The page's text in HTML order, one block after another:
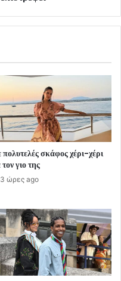
πολυτελές σκάφος χέρι-χέρι
γιο της
3 ώρες ago